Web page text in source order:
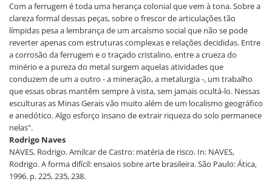
Com a ferrugem é toda uma herança colonial que vem à tona. Sobre a
clareza formal dessas peças, sobre o frescor de articulações tão
límpidas pesa a lembrança de um arcaísmo social que não se pode
reverter apenas com estruturas complexas e relações decididas. Entre
a corrosão da ferrugem e o traçado cristalino, entre a crueza do
minério e a pureza do metal surgem aquelas atividades que
conduzem de um a outro - a mineração, a metalurgia -, um trabalho
que essas obras mantêm sempre à vista, sem jamais ocultá-lo. Nessas
esculturas as Minas Gerais vão muito além de um localismo geográfico
e anedótico. Algo esforço insano de extrair riqueza do solo permanece
nelas".
Rodrigo Naves
NAVES, Rodrigo. Amilcar de Castro: matéria de risco. In: NAVES,
Rodrigo. A forma difícil: ensaios sobre arte brasileira. São Paulo: Ática,
1996. p. 225, 235, 238.